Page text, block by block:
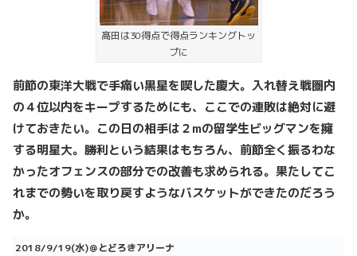
髙田は30得点で得点ランキングトッ
プに
前節の東洋大戦で手痛い黒星を喫した慶大。入れ替え戦圏内
の４位以内をキープするためにも、ここでの連敗は絶対に避
けておきたい。この日の相手は２mの留学生ビッグマンを擁
する明星大。勝利という結果はもちろん、前節全く振るわな
かったオフェンスの部分での改善も求められる。果たしてこ
れまでの勢いを取り戻すようなバスケットができたのだろう
か。
2018/9/19(水)＠とどろきアリーナ